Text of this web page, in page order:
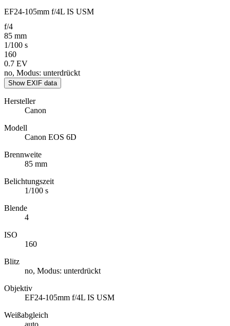
EF24-105mm f/4L IS USM
f/4
85 mm
1/100 s
160
0.7 EV
no, Modus: unterdrückt
Show EXIF data
Hersteller
Canon
Modell
Canon EOS 6D
Brennweite
85 mm
Belichtungszeit
1/100 s
Blende
4
ISO
160
Blitz
no, Modus: unterdrückt
Objektiv
EF24-105mm f/4L IS USM
Weißabgleich